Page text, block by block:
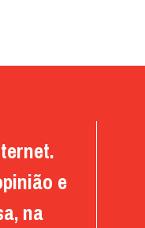
e
na